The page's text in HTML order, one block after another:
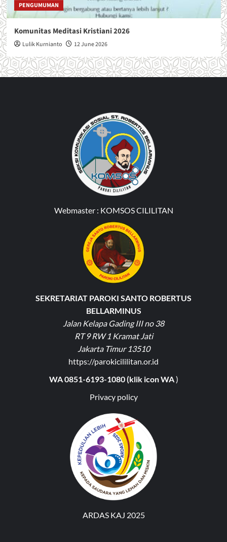
PENGUMUMAN
Komunitas Meditasi Kristiani 2026
Lulik Kurnianto 12 June 2026
Webmaster : KOMSOS CILILITAN
SEKRETARIAT PAROKI SANTO ROBERTUS
BELLARMINUS
Jalan Kelapa Gading III no 38
RT 9 RW 1 Kramat Jati
Jakarta Timur 13510
https://parokicililitan.or.id
WA 0851-6193-1080 (klik icon WA)
Privacy policy
ARDAS KAJ 2025